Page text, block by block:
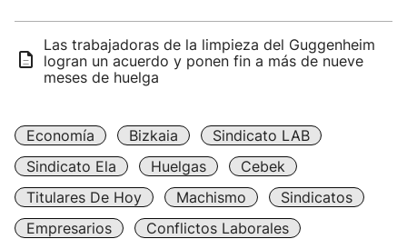
Las trabajadoras de la limpieza del Guggenheim
logran un acuerdo y ponen fin a más de nueve
meses de huelga
Economía Bizkaia
Sindicato LAB
Sindicato Ela
Huelgas
Cebek
Titulares De Hoy
Machismo
Sindicatos
Empresarios
Conflictos Laborales